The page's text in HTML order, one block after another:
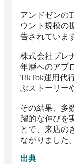
アンドゼンの
ウント規模の
告されていま
株式会社プレ
年層へのアプ
TikTok運用代
ぶストーリー
その結果、多
躍的な伸びを
とで、来店の
ながりました。
出典